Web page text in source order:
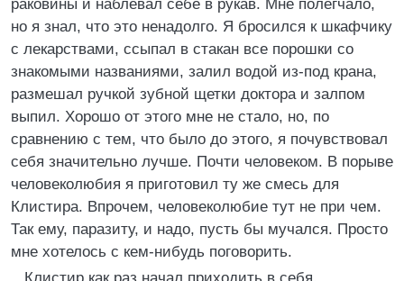
раковины и наблевал себе в рукав. Мне полегчало,
но я знал, что это ненадолго. Я бросился к шкафчику
с лекарствами, ссыпал в стакан все порошки со
знакомыми названиями, залил водой из-под крана,
размешал ручкой зубной щетки доктора и залпом
выпил. Хорошо от этого мне не стало, но, по
сравнению с тем, что было до этого, я почувствовал
себя значительно лучше. Почти человеком. В порыве
человеколюбия я приготовил ту же смесь для
Клистира. Впрочем, человеколюбие тут не при чем.
Так ему, паразиту, и надо, пусть бы мучался. Просто
мне хотелось с кем-нибудь поговорить.